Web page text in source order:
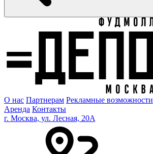
О нас Партнерам Рекламные возможности
Аренда Контакты
г. Москва, ул. Лесная, 20A